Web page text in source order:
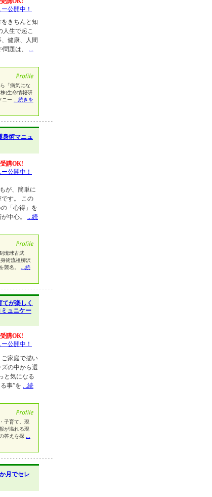
公開中！
きちんと知
人生で起こ
健康、人間
題は、 ...
「病気にな
)生命情報研
ニー
...続きを
身術マニュ
講OK!
公開中！
が、簡単に
す。 この
「心得」を
中心。 ...続
琉球古武
術流祖柳沢
襲名。
...続
てが楽しく
ュニケー
講OK!
公開中！
家庭で描い
の中から選
と気になる
事”を ...続
子育て。現
が溢れる現
答えを探
月でセレ